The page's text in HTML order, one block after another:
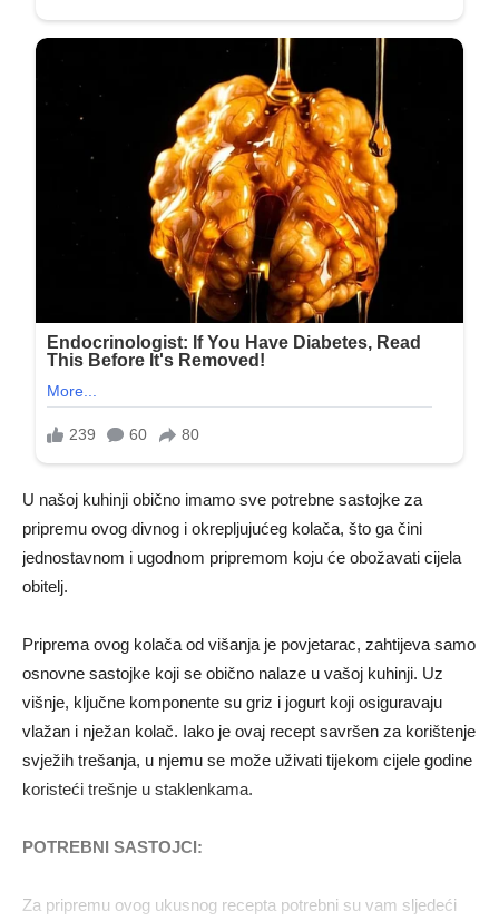
U našoj kuhinji obično imamo sve potrebne sastojke za
pripremu ovog divnog i okrepljujućeg kolača, što ga čini
jednostavnom i ugodnom pripremom koju će obožavati cijela
obitelj.
Priprema ovog kolača od višanja je povjetarac, zahtijeva samo
osnovne sastojke koji se obično nalaze u vašoj kuhinji. Uz
višnje, ključne komponente su griz i jogurt koji osiguravaju
vlažan i nježan kolač. Iako je ovaj recept savršen za korištenje
svježih trešanja, u njemu se može uživati ​​tijekom cijele godine
koristeći trešnje u staklenkama.
POTREBNI SASTOJCI:
Za pripremu ovog ukusnog recepta potrebni su vam sljedeći